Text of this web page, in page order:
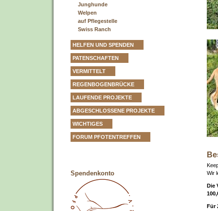
Junghunde
Welpen
auf Pflegestelle
Swiss Ranch
HELFEN UND SPENDEN
PATENSCHAFTEN
VERMITTELT
REGENBOGENBRÜCKE
LAUFENDE PROJEKTE
ABGESCHLOSSENE PROJEKTE
WICHTIGES
FORUM PFOTENTREFFEN
Spendenkonto
Wir
Die
Für